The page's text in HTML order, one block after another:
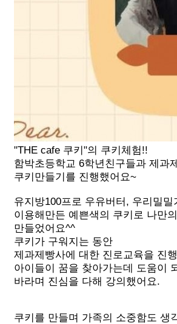
"THE cafe 쿠키"의 쿠키체험!!
함박초등학교 6학년친구들과 제과
쿠키만들기를 진행했어요~
유지방100프로 우유버터, 우리밀
이용해만든 예쁜색의 쿠키로 나만
만들었어요^^
쿠키가 구워지는 동안
제과제빵사에 대한 진로교육을 진행
아이들이 꿈을 찾아가는데 도움이
바라며 진심을 다해 강의했어요.
쿠키를 만들며 가족의 소중함도 생